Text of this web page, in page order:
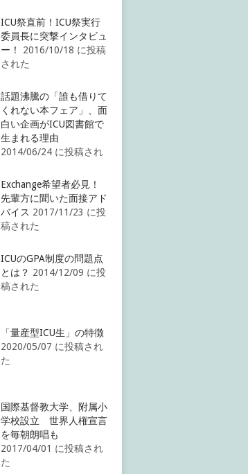
ICU祭直前！ICU祭実行
委員長に突撃インタビュ
ー！
2016/10/18 に投稿
された
話題沸騰の「誰も借りて
くれない本フェア」、面
白い企画がICU図書館で
生まれる理由
2014/06/24 に投稿され
Exchange希望者必見！
先輩方に聞いた面接アド
バイス 2017/11/23 に投
稿された
ICUのGPA制度の問題点
とは？ 2014/12/09 に投
稿された
「量産型ICU生」の特徴
2020/05/07 に投稿され
た
国際基督教大学、附属小
学校設立 世界人権宣言
を毎朝朗唱も
2017/04/01 に投稿され
た